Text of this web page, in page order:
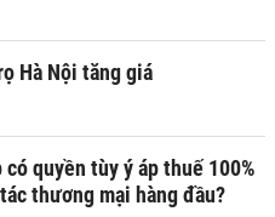
Hà Nội tăng giá
có quyền tùy ý áp thuế 100%
thương mại hàng đầu?